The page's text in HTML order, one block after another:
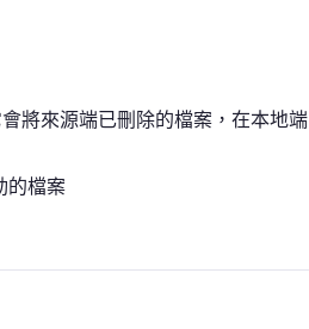
將來源端已刪除的檔案，在本地端
的檔案